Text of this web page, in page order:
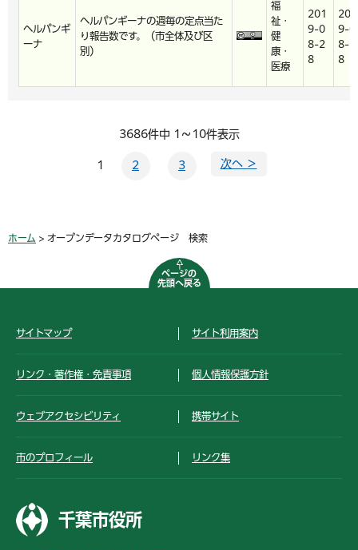
ヘルパンギ
ーナ
ヘルパンギーナの週毎の定点当た
り報告数です。（市全体及び区
別）
福
祉・
健
康・
医療
201
9-0
8-2
8
201
9-0
8-2
8
3686件中 1～10件表示
1 2 3 次へ ＞
ホーム > オープンデータカタログページ 検索
ページの
先頭へ戻る
サイトマップ サイト利用案内
リンク・著作権・免責事項 個人情報保護方針
ウェブアクセシビリティ 携帯サイト
市のプロフィール リンク集
千葉市役所